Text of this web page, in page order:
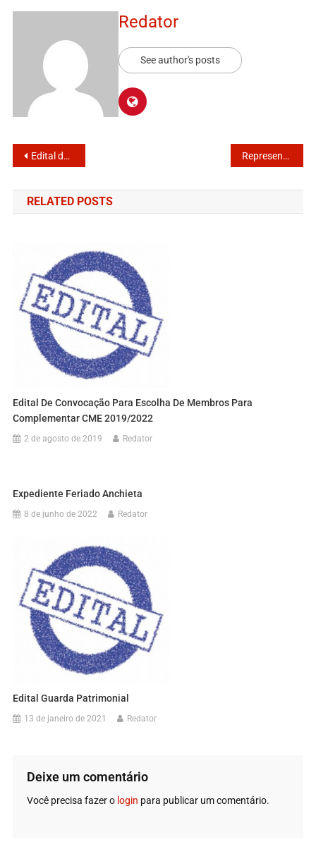
Redator
See author's posts
Edital de Convocação de Assembleia Geral Representantes do SISPUMI integram nova formação do CONSEA Itanhaém
RELATED POSTS
Edital De Convocação Para Escolha De Membros Para
Complementar CME 2019/2022
2 de agosto de 2019 Redator
Expediente Feriado Anchieta
8 de junho de 2022 Redator
Edital Guarda Patrimonial
13 de janeiro de 2021 Redator
Deixe um comentário
Você precisa fazer o login para publicar um comentário.